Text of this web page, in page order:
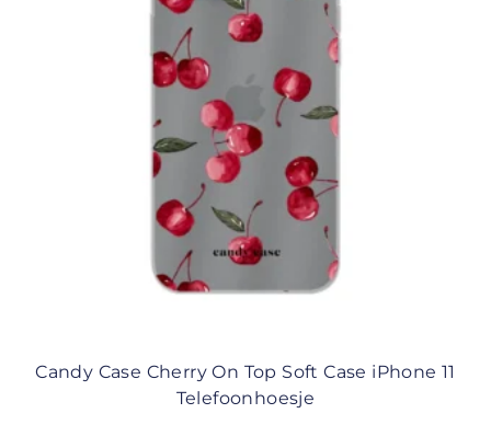
Candy Case Cherry On Top Soft Case iPhone 11
Telefoonhoesje